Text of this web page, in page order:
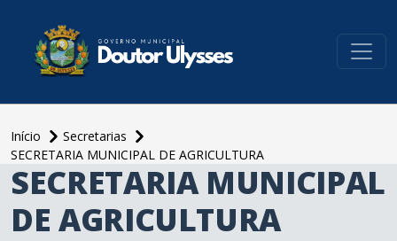
Início
Secretarias
SECRETARIA MUNICIPAL DE AGRICULTURA
conteúdo
principal
SECRETARIA MUNICIPAL
DE AGRICULTURA